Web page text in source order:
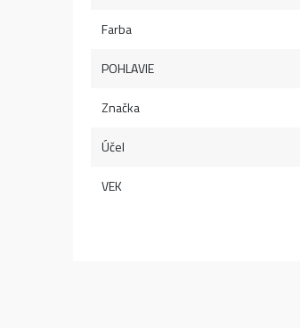
Farba
POHLAVIE
Značka
Účel
VEK